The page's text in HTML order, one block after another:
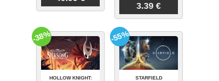
3.39 €
HOLLOW KNIGHT:
-38%
STARFIELD
-55%